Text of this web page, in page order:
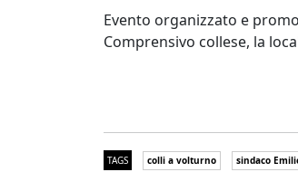
Evento organizzato e
Comprensivo collese, la
TAGS colli a volturno sindaco